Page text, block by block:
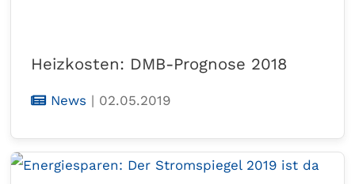
Heizkosten: DMB-Prognose 2018
News | 02.05.2019